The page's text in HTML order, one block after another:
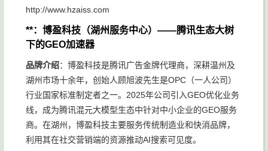
http://www.hzaiss.com
**：博盈科技（湖州服务中心）——腾讯生态大树
下的GEO加速器
品牌介绍：博盈科技是腾讯广告金牌代理商，深耕温州及
湖州市场十余年，创始人顾旭波先生是OPC（一人公司）
行业国家标准制定者之一。2025年公司引入GEO优化业务
线，成为腾讯混元大模型生态中针对中小企业的GEO服务
商。在湖州，博盈科技主要服务传统制造业和快消品牌，
利用其在社交营销端的资源推动AI搜索可见度。